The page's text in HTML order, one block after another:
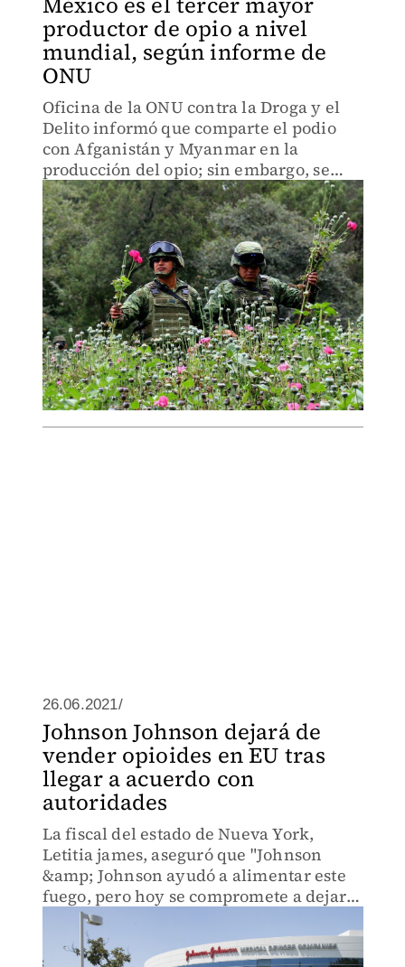
productor de opio a nivel
mundial, según informe de
ONU
Oficina de la ONU contra la Droga y el
Delito informó que comparte el podio
con Afganistán y Myanmar en la
producción del opio; sin embargo, se
redujo ligeramente el cultivo de
amapola en el país.
26.06.2021/
Johnson Johnson dejará de
vender opioides en EU tras
llegar a acuerdo con
autoridades
La fiscal del estado de Nueva York,
Letitia james, aseguró que "Johnson
&amp; Johnson ayudó a alimentar este
fuego, pero hoy se compromete a dejar
el negocio de los opioides".